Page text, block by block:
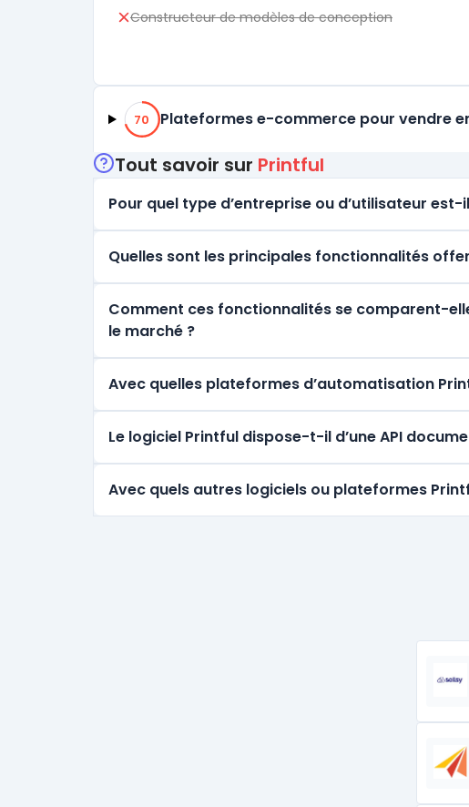
Constructeur de modèles de conception
70% de compatibilité
70 Plateformes e-commerce pour vendre
Tout savoir sur Printful
Pour quel type d’entreprise ou d’utilisateur
Quelles sont les principales fonctionnalités
Comment ces fonctionnalités se comparent-
le marché ?
Avec quelles plateformes d’automatisation
Le logiciel Printful dispose-t-il d’une API
Avec quels autres logiciels ou plateformes